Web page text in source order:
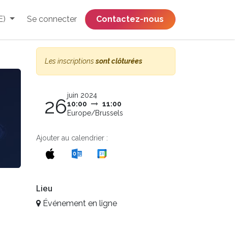
Se connecter ​​​​​​​​​​​​​​​​Contactez-nous
Les inscriptionssont clôturées
26juin 2024
10:00
11:00
Europe/Brussels
Ajouter au calendrier :
Lieu
Événement en ligne